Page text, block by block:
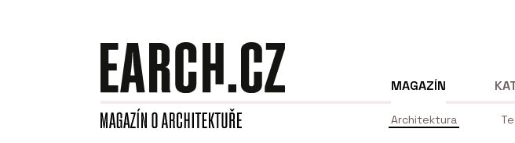
MAGAZÍN
Architektura